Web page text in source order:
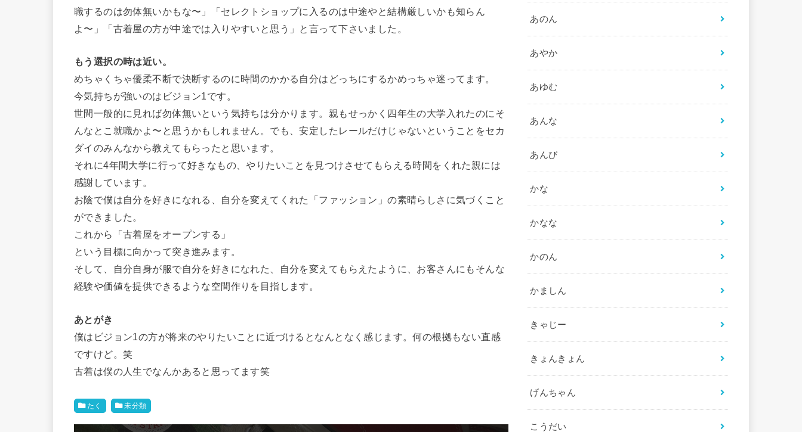
職するのは勿体無いかもな〜」「セレクトショップに入るのは中途やと結構厳しいかも知らん
よ〜」「古着屋の方が中途では入りやすいと思う」と言って下さいました。
もう選択の時は近い。
めちゃくちゃ優柔不断で決断するのに時間のかかる自分はどっちにするかめっちゃ迷ってます。
今気持ちが強いのはビジョン1です。
世間一般的に見れば勿体無いという気持ちは分かります。親もせっかく四年生の大学入れたのにそ
んなとこ就職かよ〜と思うかもしれません。でも、安定したレールだけじゃないということをセカ
ダイのみんなから教えてもらったと思います。
それに4年間大学に行って好きなもの、やりたいことを見つけさせてもらえる時間をくれた親には
感謝しています。
お陰で僕は自分を好きになれる、自分を変えてくれた「ファッション」の素晴らしさに気づくこと
ができました。
これから「古着屋をオープンする」
という目標に向かって突き進みます。
そして、自分自身が服で自分を好きになれた、自分を変えてもらえたように、お客さんにもそんな
経験や価値を提供できるような空間作りを目指します。
あとがき
僕はビジョン1の方が将来のやりたいことに近づけるとなんとなく感じます。何の根拠もない直感
ですけど。笑
古着は僕の人生でなんかあると思ってます笑
たく 未分類
あのん
あやか
あゆむ
あんな
あんび
かな
かなな
かのん
かましん
きゃじー
きょんきょん
げんちゃん
こうだい